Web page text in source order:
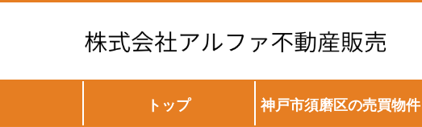
トップ 神戸市須磨区の売買物件